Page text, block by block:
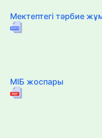
Мектептегі тәрбие
МІБ жоспары